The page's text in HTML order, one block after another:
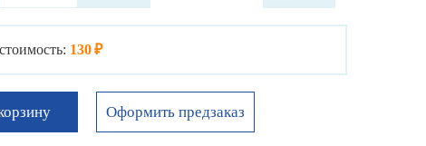
130 ₽
Оформить предзаказ